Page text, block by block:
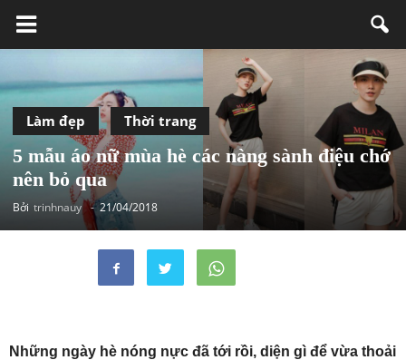
Làm đẹp Thời trang
5 mẫu áo nữ mùa hè các nàng sành điệu chớ
nên bỏ qua
Bởi trinhnauy - 21/04/2018
Những ngày hè nóng nực đã tới rồi, diện gì để vừa thoải